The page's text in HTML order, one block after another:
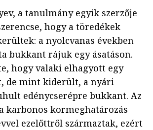
a tanulmány egyik szerzője
hogy a töredékek
a nyolcvanas években
bukkant rájuk egy ásatáson.
hogy valaki elhagyott egy
de mint kiderült, a nyári
edénycserépre bukkant. Az
karbonos kormeghatározás
ezelőttről származtak, ezért